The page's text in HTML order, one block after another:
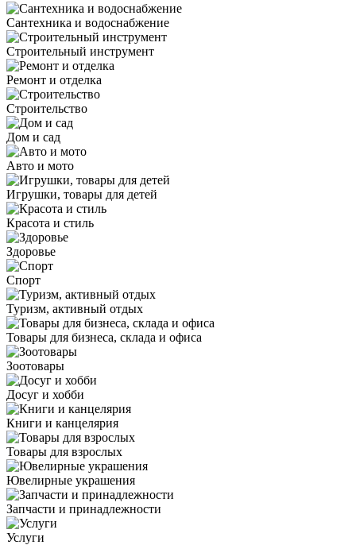
Сантехника и водоснабжение
Строительный инструмент
Ремонт и отделка
Строительство
Дом и сад
Авто и мото
Игрушки, товары для детей
Красота и стиль
Здоровье
Спорт
Туризм, активный отдых
Товары для бизнеса, склада и офиса
Зоотовары
Досуг и хобби
Книги и канцелярия
Товары для взрослых
Ювелирные украшения
Запчасти и принадлежности
Услуги